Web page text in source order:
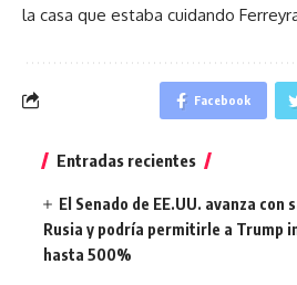
la casa que estaba cuidando
Facebook
Entradas recientes
El Senado de EE.UU. avanza con
Rusia y podría permitirle a Trump
hasta 500%